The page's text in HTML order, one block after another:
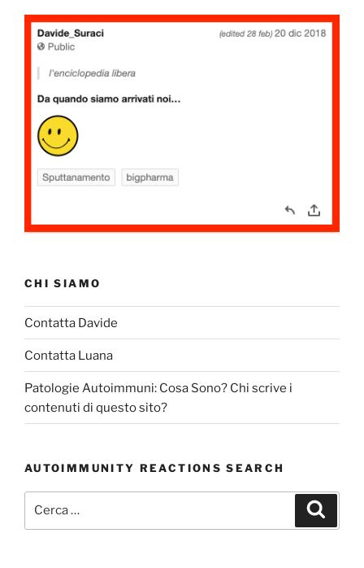
CHI SIAMO
Contatta Davide
Contatta Luana
Patologie Autoimmuni: Cosa Sono? Chi scrive i
contenuti di questo sito?
AUTOIMMUNITY REACTIONS SEARCH